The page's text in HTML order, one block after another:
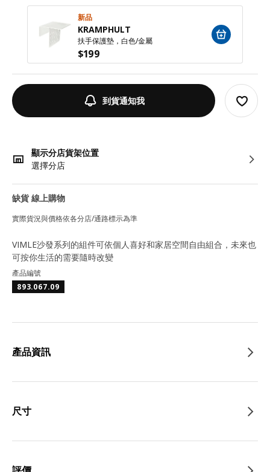
新品​
KRAMPHULT
扶手保護墊，白色/金屬
$199
到貨通知我
顯示分店貨架位置
選擇分店
缺貨 線上購物
實際貨況與價格依各分店/通路標示為準
VIMLE沙發系列的組件可依個人喜好和家居空間自由組合，未來也
可按你生活的需要隨時改變
產品編號
893.067.09
產品資訊
尺寸